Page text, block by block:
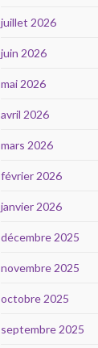
juillet 2026
juin 2026
mai 2026
avril 2026
mars 2026
février 2026
janvier 2026
décembre 2025
novembre 2025
octobre 2025
septembre 2025